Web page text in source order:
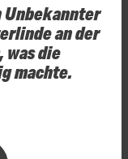
Unbekannter
an der
was die
machte.